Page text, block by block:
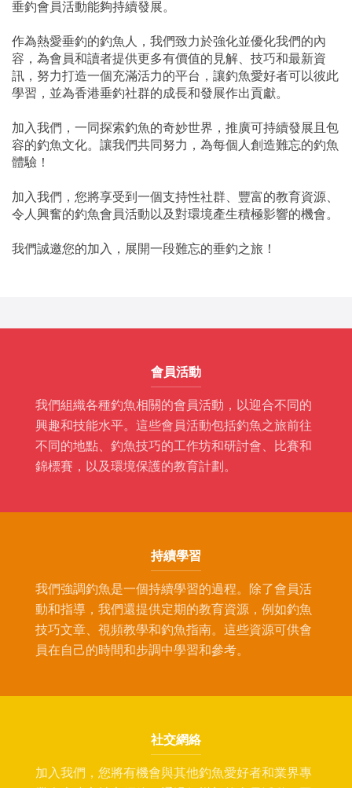
垂釣會員活動能夠持續發展。
作為熱愛垂釣的釣魚人，我們致力於強化並優化我們的內
容，為會員和讀者提供更多有價值的見解、技巧和最新資
訊，努力打造一個充滿活力的平台，讓釣魚愛好者可以彼此
學習，並為香港垂釣社群的成長和發展作出貢獻。
加入我們，一同探索釣魚的奇妙世界，推廣可持續發展且包
容的釣魚文化。讓我們共同努力，為每個人創造難忘的釣魚
體驗！
加入我們，您將享受到一個支持性社群、豐富的教育資源、
令人興奮的釣魚會員活動以及對環境產生積極影響的機會。
我們誠邀您的加入，展開一段難忘的垂釣之旅！
會員活動
我們組織各種釣魚相關的會員活動，以迎合不同的
興趣和技能水平。這些會員活動包括釣魚之旅前往
不同的地點、釣魚技巧的工作坊和研討會、比賽和
錦標賽，以及環境保護的教育計劃。
持續學習
我們強調釣魚是一個持續學習的過程。除了會員活
動和指導，我們還提供定期的教育資源，例如釣魚
技巧文章、視頻教學和釣魚指南。這些資源可供會
員在自己的時間和步調中學習和參考。
社交網絡
加入我們，您將有機會與其他釣魚愛好者和業界專